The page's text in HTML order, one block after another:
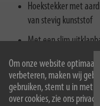
Om onze website optimaal
verbeteren, maken wij
gebruiken, stemt u in met
over cookies, zie ons
Hoekstekker met
van stevig kunststof
Met een slim
moeiteloos uit het
De verlengkabel
biedt een verhoogde